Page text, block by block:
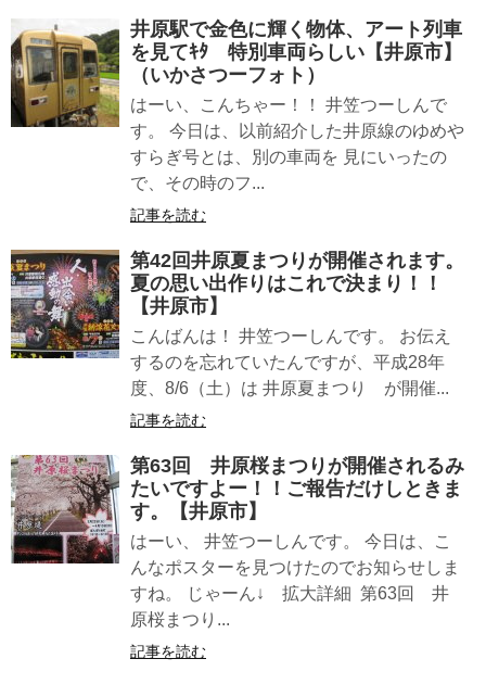
井原駅で金色に輝く物体、アート列車
を見てｷﾀ 特別車両らしい【井原市】
（いかさつーフォト）
はーい、こんちゃー！！ 井笠つーしんで
す。 今日は、以前紹介した井原線のゆめや
すらぎ号とは、別の車両を 見にいったの
で、その時のフ...
記事を読む
第42回井原夏まつりが開催されます。
夏の思い出作りはこれで決まり！！
【井原市】
こんばんは！ 井笠つーしんです。 お伝え
するのを忘れていたんですが、平成28年
度、8/6（土）は 井原夏まつり が開催...
記事を読む
第63回 井原桜まつりが開催されるみ
たいですよー！！ご報告だけしときま
す。【井原市】
はーい、 井笠つーしんです。 今日は、こ
んなポスターを見つけたのでお知らせしま
すね。 じゃーん↓ 拡大詳細 第63回 井
原桜まつり...
記事を読む